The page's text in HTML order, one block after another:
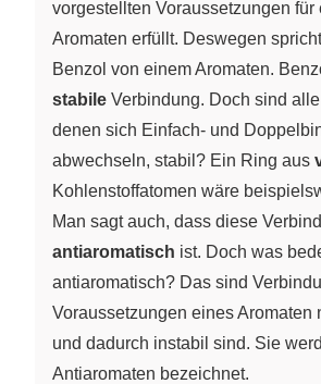
vorgestellten Voraussetzungen für
Aromaten erfüllt. Deswegen
Benzol von einem Aromaten.
stabile Verbindung. Doch sind
denen sich Einfach- und
abwechseln, stabil? Ein Ring aus
Kohlenstoffatomen wäre
Man sagt auch, dass diese
antiaromatisch ist. Doch was
antiaromatisch? Das sind
Voraussetzungen eines Aromaten
und dadurch instabil sind. Sie
Antiaromaten bezeichnet.